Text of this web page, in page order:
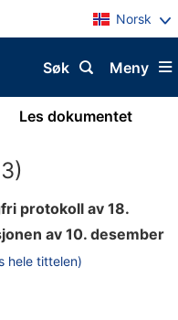
Norsk
Meny
Søk
Les dokumentet
protokoll av 18.
av 10. desember
hele tittelen)